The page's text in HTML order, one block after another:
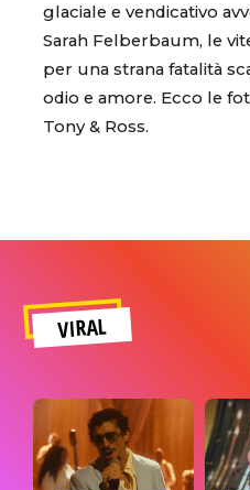
glaciale e vendicativo
Sarah Felberbaum, le
per una strana fatalità
odio e amore. Ecco le
Tony & Ross.
VIRAL